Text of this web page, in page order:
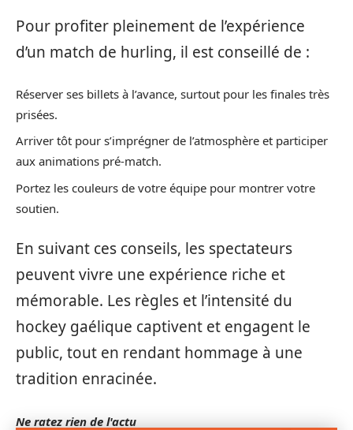
Pour profiter pleinement de l’expérience
d’un match de hurling, il est conseillé de :
Réserver ses billets à l’avance, surtout pour les finales très
prisées.
Arriver tôt pour s’imprégner de l’atmosphère et participer
aux animations pré-match.
Portez les couleurs de votre équipe pour montrer votre
soutien.
En suivant ces conseils, les spectateurs
peuvent vivre une expérience riche et
mémorable. Les règles et l’intensité du
hockey gaélique captivent et engagent le
public, tout en rendant hommage à une
tradition enracinée.
Ne ratez rien de l'actu